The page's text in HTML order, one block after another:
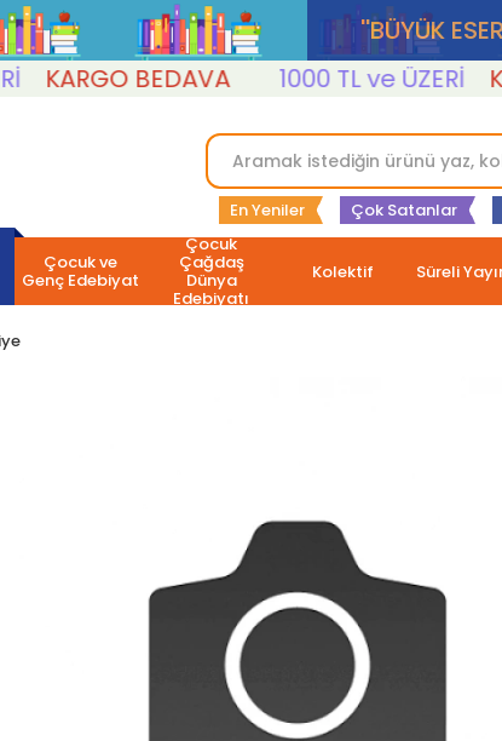
''BÜYÜK
BEDAVA 1000 TL ve ÜZERİ
En Yeniler Çok Satanlar
Çocuk ve
Genç Edebiyat
Çocuk
Çağdaş
Dünya
Edebiyatı
Kolektif Süreli